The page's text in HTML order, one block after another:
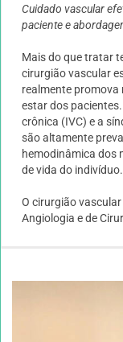
Cuidado vascular
paciente e
Mais do que tratar
cirurgião vascular
realmente promova
estar dos
crônica (IVC) e a
são altamente
hemodinâmica dos
de vida do indivíduo.
O cirurgião
Angiologia e de